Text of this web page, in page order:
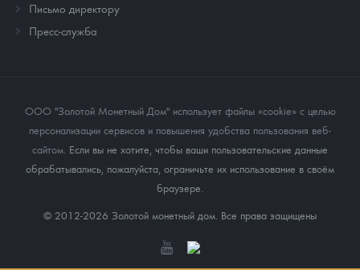
Письмо директору
Пресс-служба
ООО "Золотой Монетный Дом" использует файлы «cookie» с целью
персонализации сервисов и повышения удобства пользования веб-
сайтом. Если вы не хотите, чтобы ваши пользовательские данные
обрабатывались, пожалуйста, ограничьте их использование в своём
браузере.
© 2012-2026 Золотой монетный дом. Все права защищены